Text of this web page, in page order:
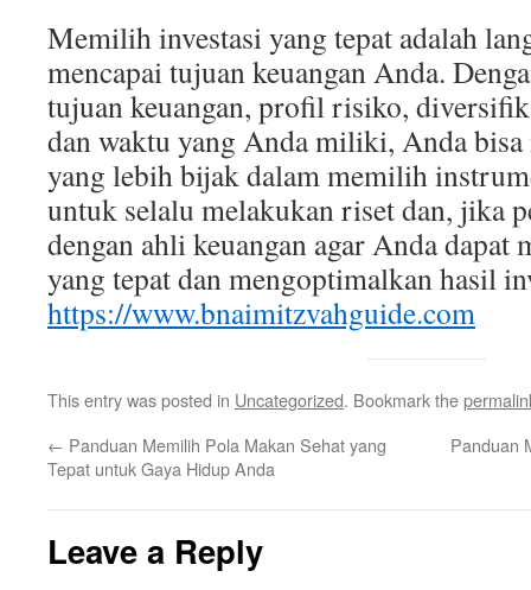
Memilih investasi yang tepat adalah
mencapai tujuan keuangan Anda.
tujuan keuangan, profil risiko,
dan waktu yang Anda miliki, Anda bisa
yang lebih bijak dalam memilih
untuk selalu melakukan riset dan, jika
dengan ahli keuangan agar Anda dapat
yang tepat dan mengoptimalkan hasil
https://www.bnaimitzvahguide.com
This entry was posted in Uncategorized. Bookmark the
← Panduan Memilih Pola Makan Sehat yang
Tepat untuk Gaya Hidup Anda
Panduan
Leave a Reply